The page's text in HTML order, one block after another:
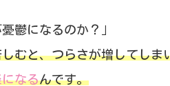
鬱になるのか？」
むと、つらさが増してしま
なるんです。